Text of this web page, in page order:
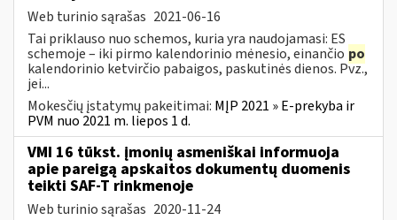
Web turinio sąrašas 2021-06-16
Tai priklauso nuo schemos, kuria yra naudojamasi: ES
schemoje – iki pirmo kalendorinio mėnesio, einančio po
kalendorinio ketvirčio pabaigos, paskutinės dienos. Pvz.,
jei...
Mokesčių įstatymų pakeitimai: MĮP 2021 » E-prekyba ir
PVM nuo 2021 m. liepos 1 d.
VMI 16 tūkst. įmonių asmeniškai informuoja
apie pareigą apskaitos dokumentų duomenis
teikti SAF-T rinkmenoje
Web turinio sąrašas 2020-11-24